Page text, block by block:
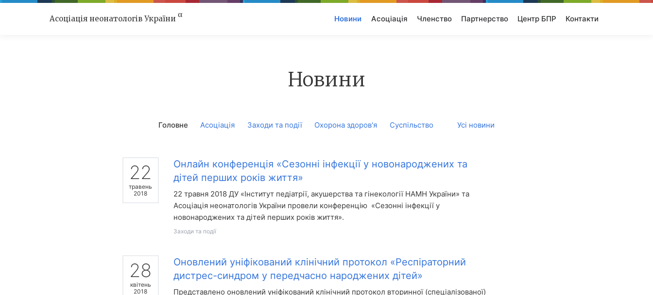
Асоціація неонатологів України α Новини Асоціація Членство Партнерство Центр БПР Контакти
Новини
Головне Асоціація Заходи та події Охорона здоров'я Суспільство Усі новини
22
травень
2018
Онлайн конференція «Сезонні інфекції у новонароджених та
дітей перших років життя»
22 травня 2018 ДУ «Інститут педіатрії, акушерства та гінекології НАМН України» та
Асоціація неонатологів України провели конференцію «Сезонні інфекції у
новонароджених та дітей перших років життя».
Заходи та події
28
квітень
2018
Оновлений уніфікований клінічний протокол «Респіраторний
дистрес-синдром у передчасно народжених дітей»
Представлено оновлений уніфікований клінічний протокол вторинної (спеціалізованої)